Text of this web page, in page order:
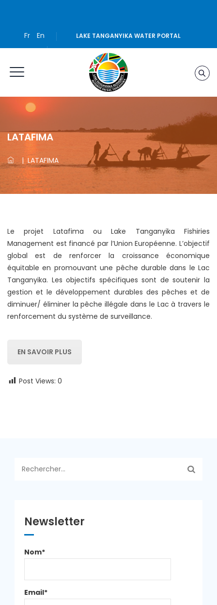
Fr En LAKE TANGANYIKA WATER PORTAL
LATAFIMA
|LATAFIMA
Le projet Latafima ou Lake Tanganyika Fishiries
Management est financé par l’Union Européenne. L’objectif
global est de renforcer la croissance économique
équitable en promouvant une pêche durable dans le Lac
Tanganyika. Les objectifs spécifiques sont de soutenir la
gestion et le développement durables des pêches et de
diminuer/ éliminer la pêche illégale dans le Lac à travers le
renforcement du système de surveillance.
EN SAVOIR PLUS
Post Views: 0
Newsletter
Nom*
Email*